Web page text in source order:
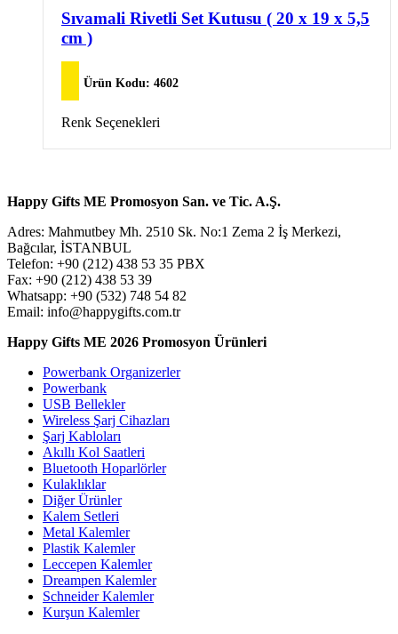
Seçenekler
ürün
sayfasından
seçilebilir
birden
varyasyonu
var.
Seçenekler
seçilebilir
Sıvamali Rivetli Set Kutusu ( 20 x 19 x 5,5
cm )
Ürün Kodu: 4602
Bu
birden
var.
ürün
sayfasından
seçilebilir
Renk Seçenekleri
Happy Gifts ME Promosyon San. ve Tic. A.Ş.
Adres: Mahmutbey Mh. 2510 Sk. No:1 Zema 2 İş Merkezi,
Bağcılar, İSTANBUL
Telefon: +90 (212) 438 53 35 PBX
Fax: +90 (212) 438 53 39
Whatsapp: +90 (532) 748 54 82
Email: info@happygifts.com.tr
Happy Gifts ME 2026 Promosyon Ürünleri
Powerbank Organizerler
Powerbank
USB Bellekler
Wireless Şarj Cihazları
Şarj Kabloları
Akıllı Kol Saatleri
Bluetooth Hoparlörler
Kulaklıklar
Diğer Ürünler
Kalem Setleri
Metal Kalemler
Plastik Kalemler
Leccepen Kalemler
Dreampen Kalemler
Schneider Kalemler
Kurşun Kalemler